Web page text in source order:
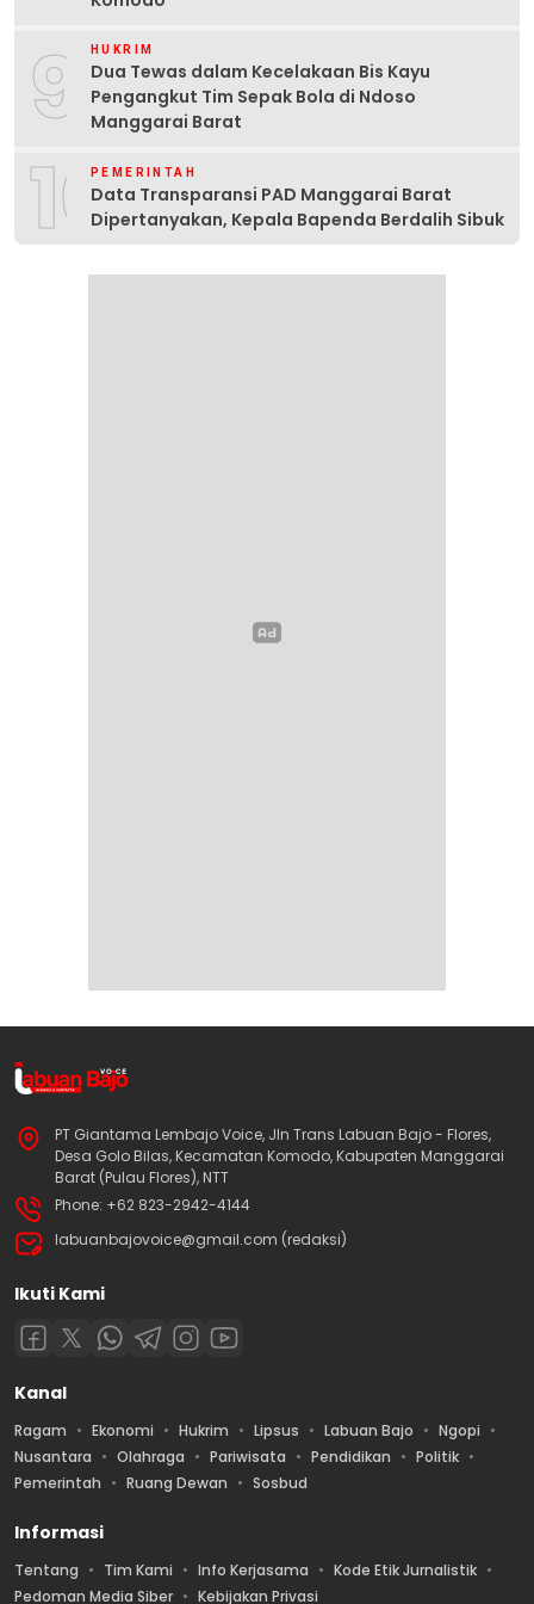
9 HUKRIM
Dua Tewas dalam Kecelakaan Bis Kayu
Pengangkut Tim Sepak Bola di Ndoso
Manggarai Barat
10PEMERINTAH
Data Transparansi PAD Manggarai Barat
Dipertanyakan, Kepala Bapenda Berdalih Sibuk
PT Giantama Lembajo Voice, Jln Trans Labuan Bajo - Flores,
Desa Golo Bilas, Kecamatan Komodo, Kabupaten Manggarai
Barat (Pulau Flores), NTT
Phone: +62 823-2942-4144
labuanbajovoice@gmail.com (redaksi)
Ikuti Kami
Kanal
Ragam Ekonomi Hukrim Lipsus Labuan Bajo
Ngopi
Nusantara
Olahraga Pariwisata Pendidikan
Politik
Pemerintah
Ruang Dewan Sosbud
Informasi
Tentang Tim Kami Info Kerjasama
Kode Etik Jurnalistik
Pedoman Media Siber
Kebijakan Privasi